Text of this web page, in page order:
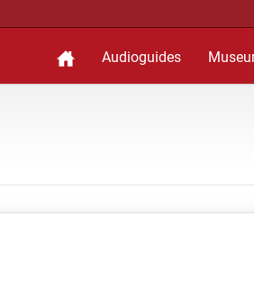
Audioguides